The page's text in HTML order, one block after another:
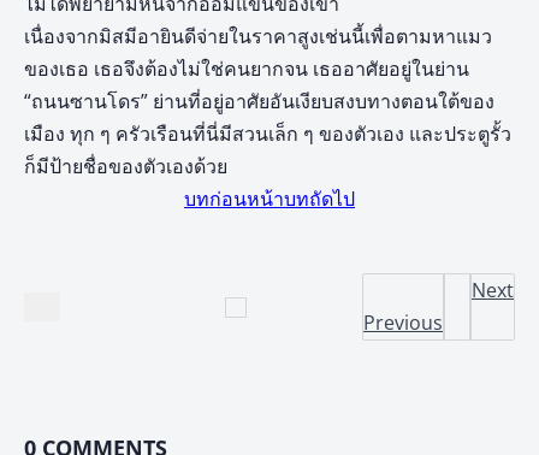
เนื่องจากมิสมีอายินดีจ่ายในราคาสูงเช่นนี้เพื่อตามหาแมว
ของเธอ เธอจึงต้องไม่ใช่คนยากจน เธออาศัยอยู่ในย่าน
“ถนนซานโดร” ย่านที่อยู่อาศัยอันเงียบสงบทางตอนใต้ของ
เมือง ทุก ๆ ครัวเรือนที่นี่มีสวนเล็ก ๆ ของตัวเอง และประตูรั้ว
ก็มีป้ายชื่อของตัวเองด้วย
บทก่อนหน้าบทถัดไป
Previous
Next
0 COMMENTS